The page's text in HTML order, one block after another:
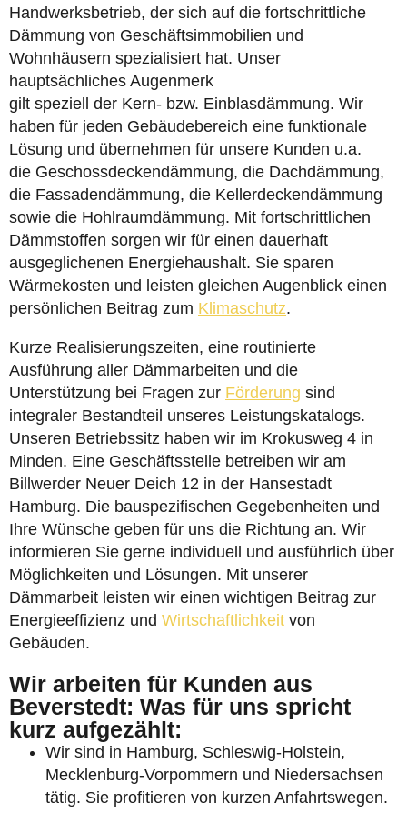
Handwerksbetrieb, der sich auf die fortschrittliche
Dämmung von Geschäftsimmobilien und
Wohnhäusern spezialisiert hat. Unser
hauptsächliches Augenmerk
gilt speziell der Kern- bzw. Einblasdämmung. Wir
haben für jeden Gebäudebereich eine funktionale
Lösung und übernehmen für unsere Kunden u.a.
die Geschossdeckendämmung, die Dachdämmung,
die Fassadendämmung, die Kellerdeckendämmung
sowie die Hohlraumdämmung. Mit fortschrittlichen
Dämmstoffen sorgen wir für einen dauerhaft
ausgeglichenen Energiehaushalt. Sie sparen
Wärmekosten und leisten gleichen Augenblick einen
persönlichen Beitrag zum Klimaschutz.
Kurze Realisierungszeiten, eine routinierte
Ausführung aller Dämmarbeiten und die
Unterstützung bei Fragen zur Förderung sind
integraler Bestandteil unseres Leistungskatalogs.
Unseren Betriebssitz haben wir im Krokusweg 4 in
Minden. Eine Geschäftsstelle betreiben wir am
Billwerder Neuer Deich 12 in der Hansestadt
Hamburg. Die bauspezifischen Gegebenheiten und
Ihre Wünsche geben für uns die Richtung an. Wir
informieren Sie gerne individuell und ausführlich über
Möglichkeiten und Lösungen. Mit unserer
Dämmarbeit leisten wir einen wichtigen Beitrag zur
Energieeffizienz und Wirtschaftlichkeit von
Gebäuden.
Wir arbeiten für Kunden aus
Beverstedt: Was für uns spricht
kurz aufgezählt:
Wir sind in Hamburg, Schleswig-Holstein,
Mecklenburg-Vorpommern und Niedersachsen
tätig. Sie profitieren von kurzen Anfahrtswegen.